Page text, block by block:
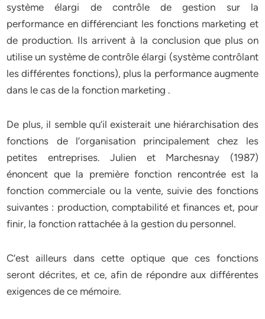
système élargi de contrôle de gestion sur la
performance en différenciant les fonctions marketing et
de production. Ils arrivent à la conclusion que plus on
utilise un système de contrôle élargi (système contrôlant
les différentes fonctions), plus la performance augmente
dans le cas de la fonction marketing .
De plus, il semble qu’il existerait une hiérarchisation des
fonctions de l’organisation principalement chez les
petites entreprises. Julien et Marchesnay (1987)
énoncent que la première fonction rencontrée est la
fonction commerciale ou la vente, suivie des fonctions
suivantes : production, comptabilité et finances et, pour
finir, la fonction rattachée à la gestion du personnel.
C’est ailleurs dans cette optique que ces fonctions
seront décrites, et ce, afin de répondre aux différentes
exigences de ce mémoire.